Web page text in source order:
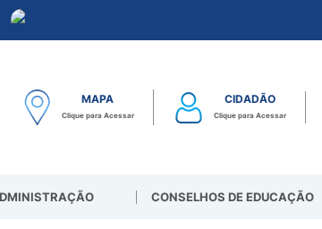
MAPA
Clique para Acessar
CIDADÃO
Clique para Acessar
CONSELHOS DE EDUCAÇÃO